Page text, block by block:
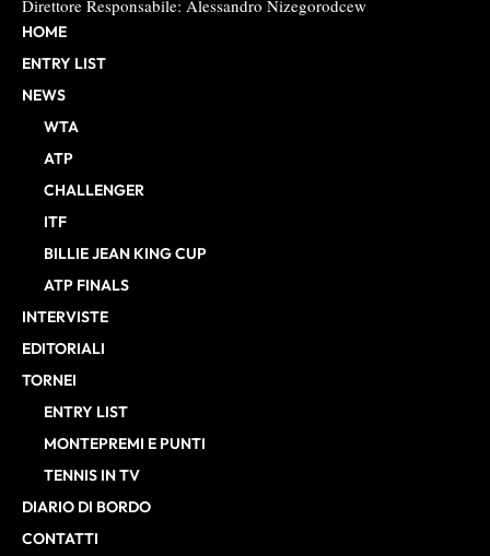
Direttore Responsabile: Alessandro Nizegorodcew
HOME
ENTRY LIST
NEWS
WTA
ATP
CHALLENGER
ITF
BILLIE JEAN KING CUP
ATP FINALS
INTERVISTE
EDITORIALI
TORNEI
ENTRY LIST
MONTEPREMI E PUNTI
TENNIS IN TV
DIARIO DI BORDO
CONTATTI